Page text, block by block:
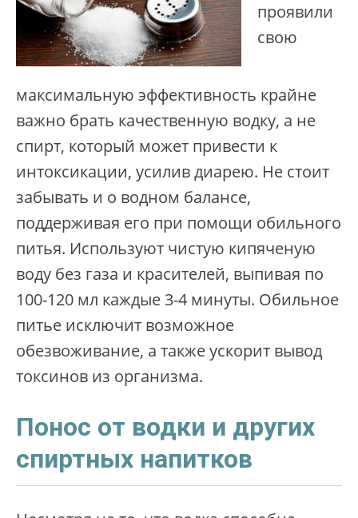
проявили
свою
максимальную эффективность крайне
важно брать качественную водку, а не
спирт, который может привести к
интоксикации, усилив диарею. Не стоит
забывать и о водном балансе,
поддерживая его при помощи обильного
питья. Используют чистую кипяченую
воду без газа и красителей, выпивая по
100-120 мл каждые 3-4 минуты. Обильное
питье исключит возможное
обезвоживание, а также ускорит вывод
токсинов из организма.
Понос от водки и других
спиртных напитков